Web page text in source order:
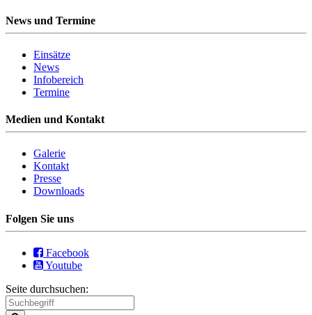
News und Termine
Einsätze
News
Infobereich
Termine
Medien und Kontakt
Galerie
Kontakt
Presse
Downloads
Folgen Sie uns
Facebook
Youtube
Seite durchsuchen: